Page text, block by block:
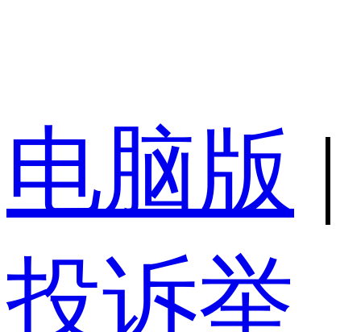
电脑版 |
投诉举